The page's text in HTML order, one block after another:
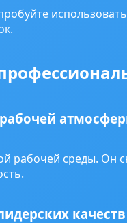
рабочей среды. Он
качеств